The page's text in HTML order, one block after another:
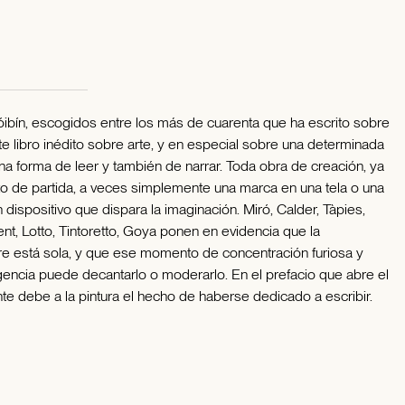
escogidos entre los más de cuarenta que ha escrito sobre
libro inédito sobre arte, y en especial sobre una determinada
forma de leer y también de narrar. Toda obra de creación, ya
de partida, a veces simplemente una marca en una tela o una
que dispara la imaginación. Miró, Calder, Tàpies,
Lotto, Tintoretto, Goya ponen en evidencia que la
está sola, y que ese momento de concentración furiosa y
puede decantarlo o moderarlo. En el prefacio que abre el
debe a la pintura el hecho de haberse dedicado a escribir.